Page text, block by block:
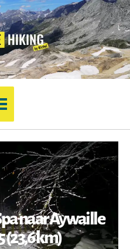
naar Aywaille
(23,6 km)